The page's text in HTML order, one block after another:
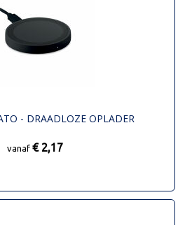
- DRAADLOZE OPLADER
vanaf € 2,17